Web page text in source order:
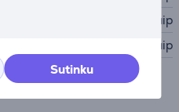
Sutinku
Taip
Taip